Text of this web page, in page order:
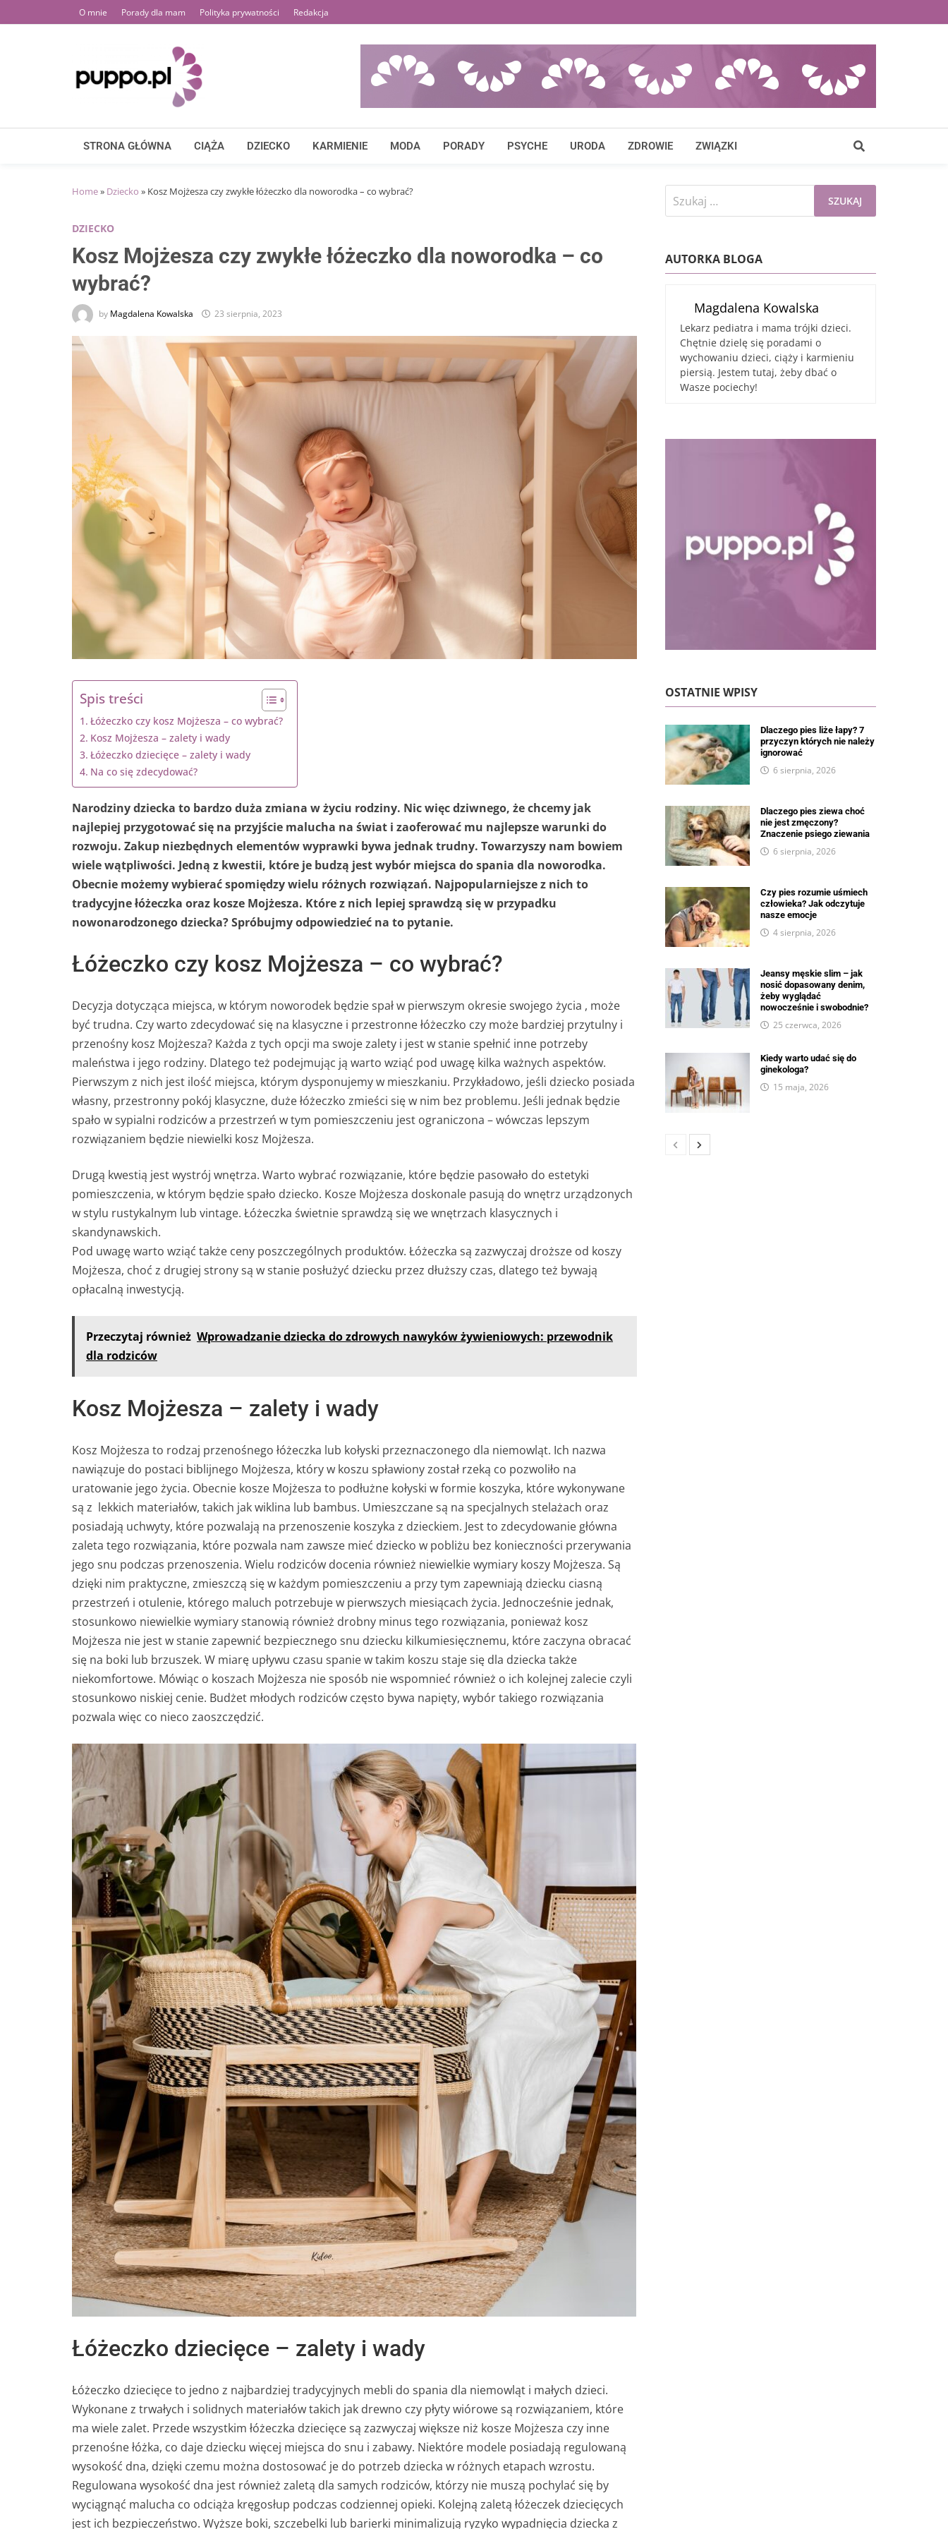
to
O mnie Porady dla mam Polityka prywatności Redakcja
STRONA GŁÓWNA CIĄŻA DZIECKO KARMIENIE MODA PORADY PSYCHE URODA ZDROWIE ZWIĄZKI
Home» Dziecko » Kosz Mojżesza czy zwykłe łóżeczko dla noworodka – co wybrać?
DZIECKO
Kosz Mojżesza czy zwykłe łóżeczko dla noworodka – co
wybrać?
by Magdalena Kowalska 23 sierpnia, 2023
Spis treści
Łóżeczko czy kosz Mojżesza – co wybrać?
Kosz Mojżesza – zalety i wady
Łóżeczko dziecięce – zalety i wady
Na co się zdecydować?
Narodziny dziecka to bardzo duża zmiana w życiu rodziny. Nic więc dziwnego, że chcemy jak
najlepiej przygotować się na przyjście malucha na świat i zaoferować mu najlepsze warunki do
rozwoju. Zakup niezbędnych elementów wyprawki bywa jednak trudny. Towarzyszy nam bowiem
wiele wątpliwości. Jedną z kwestii, które je budzą jest wybór miejsca do spania dla noworodka.
Obecnie możemy wybierać spomiędzy wielu różnych rozwiązań. Najpopularniejsze z nich to
tradycyjne łóżeczka oraz kosze Mojżesza. Które z nich lepiej sprawdzą się w przypadku
nowonarodzonego dziecka? Spróbujmy odpowiedzieć na to pytanie.
Łóżeczko czy kosz Mojżesza – co wybrać?
Decyzja dotycząca miejsca, w którym noworodek będzie spał w pierwszym okresie swojego życia , może
być trudna. Czy warto zdecydować się na klasyczne i przestronne łóżeczko czy może bardziej przytulny i
przenośny kosz Mojżesza? Każda z tych opcji ma swoje zalety i jest w stanie spełnić inne potrzeby
maleństwa i jego rodziny. Dlatego też podejmując ją warto wziąć pod uwagę kilka ważnych aspektów.
Pierwszym z nich jest ilość miejsca, którym dysponujemy w mieszkaniu. Przykładowo, jeśli dziecko posiada
własny, przestronny pokój klasyczne, duże łóżeczko zmieści się w nim bez problemu. Jeśli jednak będzie
spało w sypialni rodziców a przestrzeń w tym pomieszczeniu jest ograniczona – wówczas lepszym
rozwiązaniem będzie niewielki kosz Mojżesza.
Drugą kwestią jest wystrój wnętrza. Warto wybrać rozwiązanie, które będzie pasowało do estetyki
pomieszczenia, w którym będzie spało dziecko. Kosze Mojżesza doskonale pasują do wnętrz urządzonych
w stylu rustykalnym lub vintage. Łóżeczka świetnie sprawdzą się we wnętrzach klasycznych i
skandynawskich.
Pod uwagę warto wziąć także ceny poszczególnych produktów. Łóżeczka są zazwyczaj droższe od koszy
Mojżesza, choć z drugiej strony są w stanie posłużyć dziecku przez dłuższy czas, dlatego też bywają
opłacalną inwestycją.
Przeczytaj również Wprowadzanie dziecka do zdrowych nawyków żywieniowych: przewodnik
dla rodziców
Kosz Mojżesza – zalety i wady
Kosz Mojżesza to rodzaj przenośnego łóżeczka lub kołyski przeznaczonego dla niemowląt. Ich nazwa
nawiązuje do postaci biblijnego Mojżesza, który w koszu spławiony został rzeką co pozwoliło na
uratowanie jego życia. Obecnie kosze Mojżesza to podłużne kołyski w formie koszyka, które wykonywane
są z lekkich materiałów, takich jak wiklina lub bambus. Umieszczane są na specjalnych stelażach oraz
posiadają uchwyty, które pozwalają na przenoszenie koszyka z dzieckiem. Jest to zdecydowanie główna
zaleta tego rozwiązania, które pozwala nam zawsze mieć dziecko w pobliżu bez konieczności przerywania
jego snu podczas przenoszenia. Wielu rodziców docenia również niewielkie wymiary koszy Mojżesza. Są
dzięki nim praktyczne, zmieszczą się w każdym pomieszczeniu a przy tym zapewniają dziecku ciasną
przestrzeń i otulenie, którego maluch potrzebuje w pierwszych miesiącach życia. Jednocześnie jednak,
stosunkowo niewielkie wymiary stanowią również drobny minus tego rozwiązania, ponieważ kosz
Mojżesza nie jest w stanie zapewnić bezpiecznego snu dziecku kilkumiesięcznemu, które zaczyna obracać
się na boki lub brzuszek. W miarę upływu czasu spanie w takim koszu staje się dla dziecka także
niekomfortowe. Mówiąc o koszach Mojżesza nie sposób nie wspomnieć również o ich kolejnej zalecie czyli
stosunkowo niskiej cenie. Budżet młodych rodziców często bywa napięty, wybór takiego rozwiązania
pozwala więc co nieco zaoszczędzić.
Łóżeczko dziecięce – zalety i wady
Łóżeczko dziecięce to jedno z najbardziej tradycyjnych mebli do spania dla niemowląt i małych dzieci.
Wykonane z trwałych i solidnych materiałów takich jak drewno czy płyty wiórowe są rozwiązaniem, które
ma wiele zalet. Przede wszystkim łóżeczka dziecięce są zazwyczaj większe niż kosze Mojżesza czy inne
przenośne łóżka, co daje dziecku więcej miejsca do snu i zabawy. Niektóre modele posiadają regulowaną
wysokość dna, dzięki czemu można dostosować je do potrzeb dziecka w różnych etapach wzrostu.
Regulowana wysokość dna jest również zaletą dla samych rodziców, którzy nie muszą pochylać się by
wyciągnąć malucha co odciąża kręgosłup podczas codziennej opieki. Kolejną zaletą łóżeczek dziecięcych
jest ich bezpieczeństwo. Wyższe boki, szczebelki lub barierki minimalizują ryzyko wypadnięcia dziecka z
Szukaj:
AUTORKA BLOGA
Magdalena Kowalska
Lekarz pediatra i mama trójki dzieci.
Chętnie dzielę się poradami o
wychowaniu dzieci, ciąży i karmieniu
piersią. Jestem tutaj, żeby dbać o
Wasze pociechy!
OSTATNIE WPISY
Dlaczego pies liże łapy? 7
przyczyn których nie należy
ignorować
6 sierpnia, 2026
Dlaczego pies ziewa choć
nie jest zmęczony?
Znaczenie psiego ziewania
6 sierpnia, 2026
Czy pies rozumie uśmiech
człowieka? Jak odczytuje
nasze emocje
4 sierpnia, 2026
Jeansy męskie slim – jak
nosić dopasowany denim,
żeby wyglądać
nowocześnie i swobodnie?
25 czerwca, 2026
Kiedy warto udać się do
ginekologa?
15 maja, 2026